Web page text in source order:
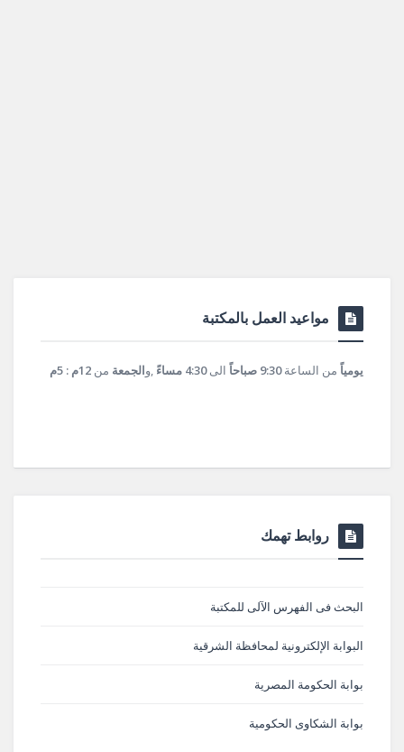
مواعيد العمل بالمكتبة
يومياً من الساعة9:30 صباحاً الى4:30 مساءً ,والجمعة من 12م : 5م
روابط تهمك
البحث فى الفهرس الآلى للمكتبة
البوابة الإلكترونية لمحافظة الشرقية
بوابة الحكومة المصرية
بوابة الشكاوى الحكومية